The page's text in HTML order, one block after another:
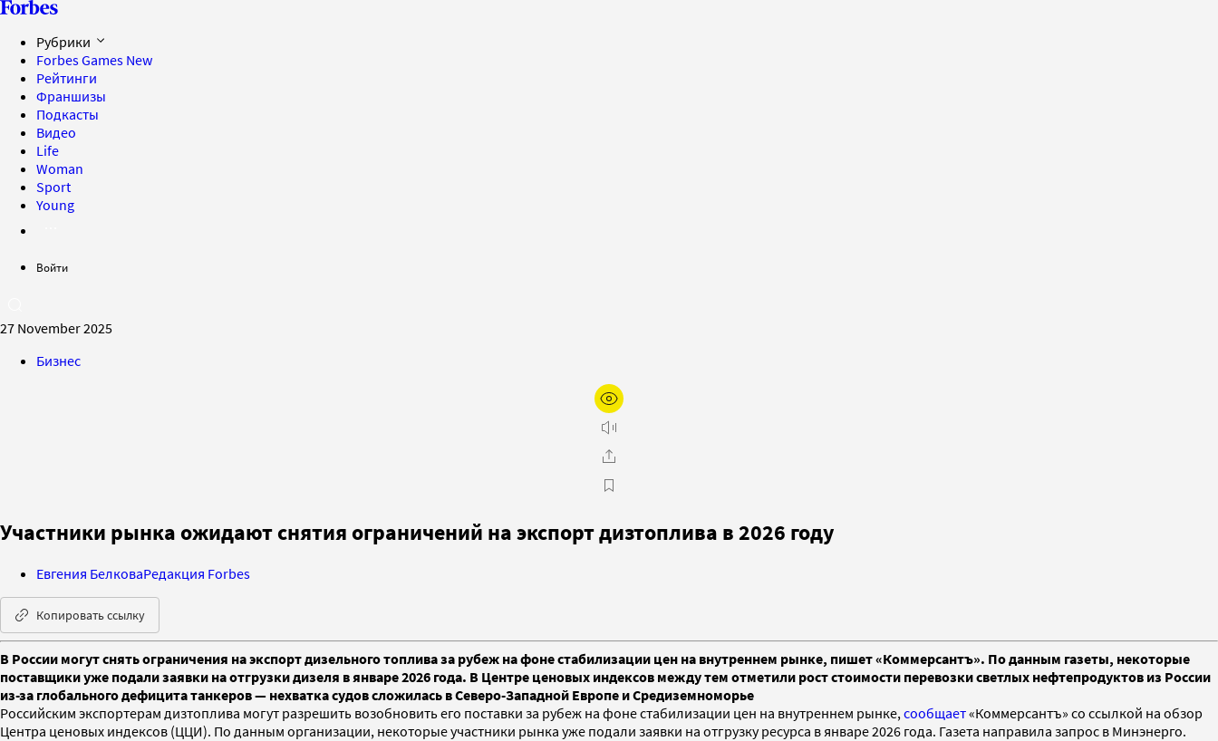
Рубрики
Forbes Games New
Рейтинги
Франшизы
Подкасты
Видео
Life
Woman
Sport
Young
Войти
27 November 2025
Бизнес
Участники рынка ожидают снятия ограничений на экспорт дизтоплива в 2026 году
Евгения БелковаРедакция Forbes
Копировать ссылку
В России могут снять ограничения на экспорт дизельного топлива за рубеж на фоне стабилизации цен на внутреннем рынке, пишет «Коммерсантъ». По данным газеты, некоторые
поставщики уже подали заявки на отгрузки дизеля в январе 2026 года. В Центре ценовых индексов между тем отметили рост стоимости перевозки светлых нефтепродуктов из России
из-за глобального дефицита танкеров — нехватка судов сложилась в Северо-Западной Европе и Средиземноморье
Российским экспортерам дизтоплива могут разрешить возобновить его поставки за рубеж на фоне стабилизации цен на внутреннем рынке, сообщает«Коммерсантъ» со ссылкой на обзор
Центра ценовых индексов (ЦЦИ). По данным организации, некоторые участники рынка уже подали заявки на отгрузку ресурса в январе 2026 года. Газета направила запрос в Минэнерго.